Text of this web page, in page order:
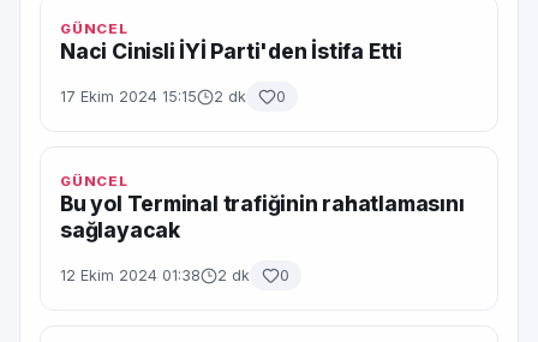
GÜNCEL
Naci Cinisli İYİ Parti'den İstifa Etti
17 Ekim 2024 15:15 2 dk 0
GÜNCEL
Bu yol Terminal trafiğinin rahatlamasını
sağlayacak
12 Ekim 2024 01:38 2 dk 0